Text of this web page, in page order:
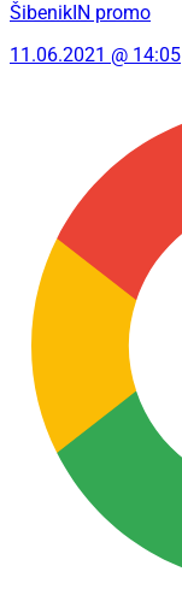
ŠibenikIN promo
11.06.2021 @ 14:05